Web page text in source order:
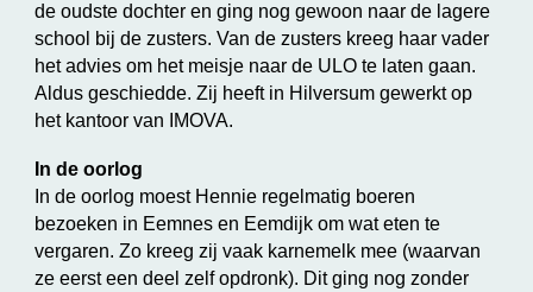
de oudste dochter en ging nog gewoon naar de lagere
school bij de zusters. Van de zusters kreeg haar vader
het advies om het meisje naar de ULO te laten gaan.
Aldus geschiedde. Zij heeft in Hilversum gewerkt op
het kantoor van IMOVA.
In de oorlog
In de oorlog moest Hennie regelmatig boeren
bezoeken in Eemnes en Eemdijk om wat eten te
vergaren. Zo kreeg zij vaak karnemelk mee (waarvan
ze eerst een deel zelf opdronk). Dit ging nog zonder